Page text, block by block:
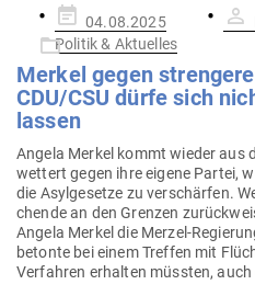
Gepostet
am
04.08.2025
Politik & Aktuelles
Merkel gegen
CDU/CSU dürfe sich
lassen
Angela Merkel kommt wieder aus
wettert gegen ihre eigene Partei,
die Asyl­ge­setze zu ver­schärfen.
chende an den Grenzen
Angela Merkel die Merzel-
betonte bei einem Treffen mit
Ver­fahren erhalten müssten,